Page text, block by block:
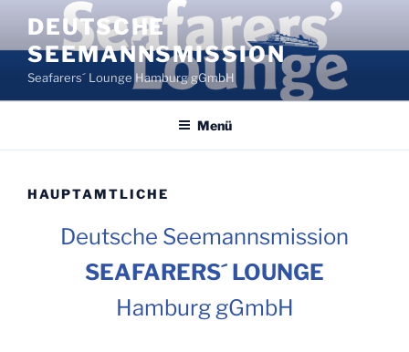
Inhalt
springen
DEUTSCHE
SEEMANNSMISSION
Seafarers´ Lounge Hamburg gGmbH
Menü
HAUPTAMTLICHE
Deutsche Seemannsmission
SEAFARERS´ LOUNGE
Hamburg gGmbH